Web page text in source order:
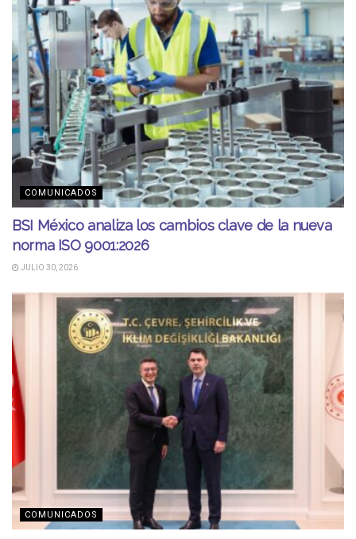
COMUNICADOS
BSI México analiza los cambios clave de la nueva
norma ISO 9001:2026
JULIO 30, 2026
COMUNICADOS